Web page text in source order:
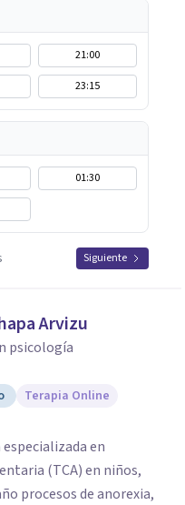
21:00
23:15
01:30
Siguiente
Arvizu
psicología
Terapia Online
en
(TCA) en niños,
procesos de anorexia,